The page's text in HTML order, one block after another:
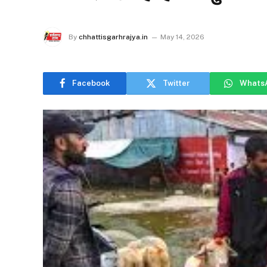
By chhattisgarhrajya.in May 14, 2026
Facebook Twitter